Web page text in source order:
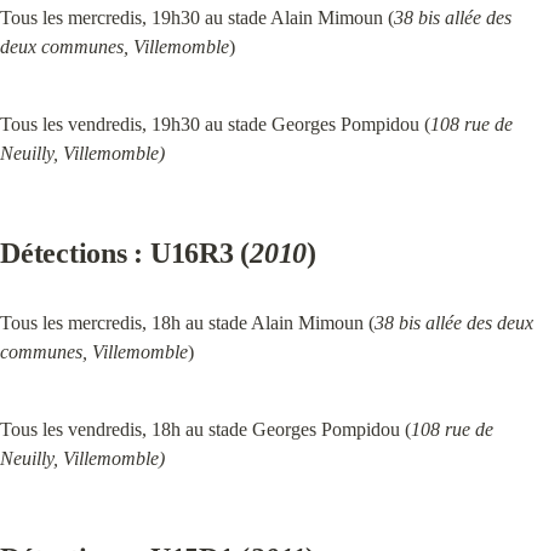
Tous les mercredis, 19h30 au stade Alain Mimoun (38 bis allée des
deux communes, Villemomble)
Tous les vendredis, 19h30 au stade Georges Pompidou (108 rue de
Neuilly, Villemomble)
Détections : U16R3 (2010)
Tous les mercredis, 18h au stade Alain Mimoun (38 bis allée des deux
communes, Villemomble)
Tous les vendredis, 18h au stade Georges Pompidou (108 rue de
Neuilly, Villemomble)